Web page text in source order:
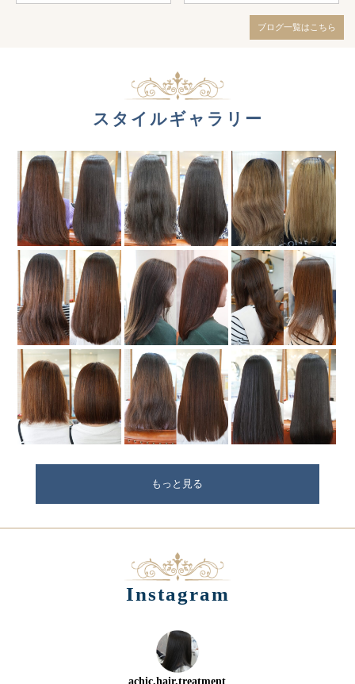
ブログ一覧はこちら
スタイルギャラリー
もっと見る
Instagram
achic.hair.treatment